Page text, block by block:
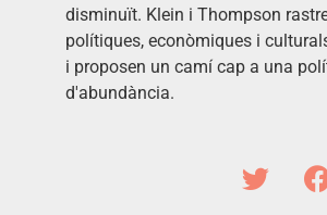
disminuït. Klein i Thompson
polítiques, econòmiques i
i proposen un camí cap a una
d'abundància.